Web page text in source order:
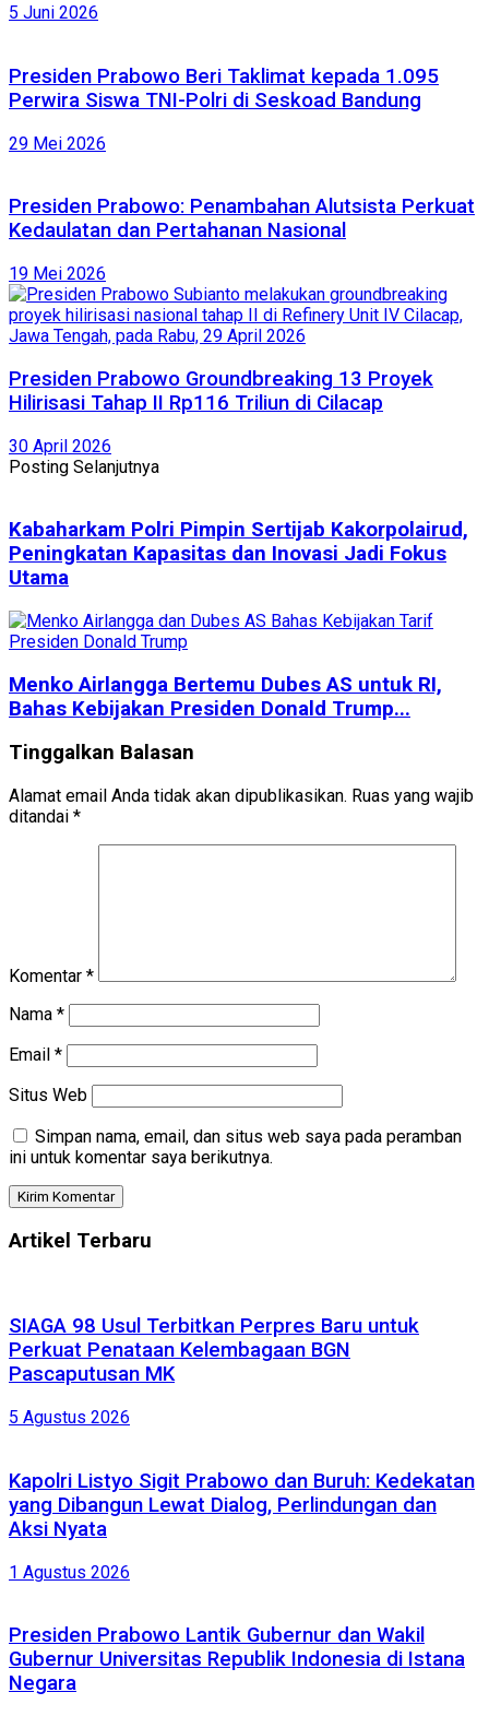
5 Juni 2026
Presiden Prabowo Beri Taklimat kepada 1.095
Perwira Siswa TNI-Polri di Seskoad Bandung
29 Mei 2026
Presiden Prabowo: Penambahan Alutsista Perkuat
Kedaulatan dan Pertahanan Nasional
19 Mei 2026
Presiden Prabowo Groundbreaking 13 Proyek
Hilirisasi Tahap II Rp116 Triliun di Cilacap
30 April 2026
Posting Selanjutnya
Kabaharkam Polri Pimpin Sertijab Kakorpolairud,
Peningkatan Kapasitas dan Inovasi Jadi Fokus
Utama
Menko Airlangga Bertemu Dubes AS untuk RI,
Bahas Kebijakan Presiden Donald Trump...
Tinggalkan Balasan
Alamat email Anda tidak akan dipublikasikan. Ruas yang wajib
ditandai *
Komentar *
Nama *
Email *
Situs Web
Simpan nama, email, dan situs web saya pada peramban
ini untuk komentar saya berikutnya.
Artikel Terbaru
SIAGA 98 Usul Terbitkan Perpres Baru untuk
Perkuat Penataan Kelembagaan BGN
Pascaputusan MK
5 Agustus 2026
Kapolri Listyo Sigit Prabowo dan Buruh: Kedekatan
yang Dibangun Lewat Dialog, Perlindungan dan
Aksi Nyata
1 Agustus 2026
Presiden Prabowo Lantik Gubernur dan Wakil
Gubernur Universitas Republik Indonesia di Istana
Negara